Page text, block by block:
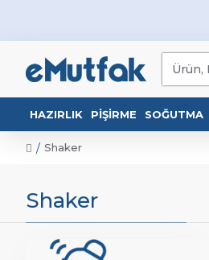
HAZIRLIK PIŞIRME SOĞUTMA
Shaker
Shaker